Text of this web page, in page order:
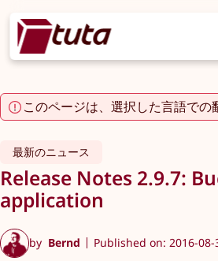
このページは、選択した言語での
最新のニュース
Release Notes 2.9.7:
application
by Bernd Published on: 2016-08-